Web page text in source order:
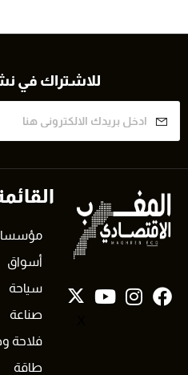
للاشتراك في
أسواق
سياحة
صناعة
فلاحة
طاقة